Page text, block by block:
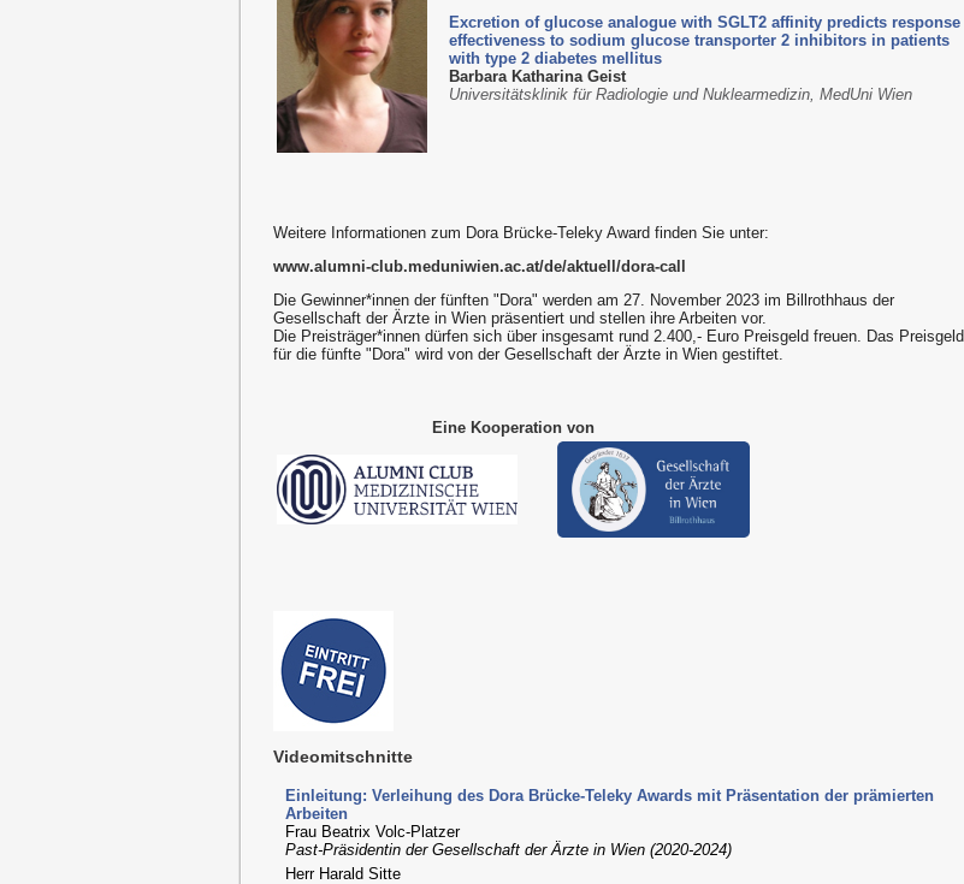
Excretion of glucose analogue with SGLT2 affinity predicts response
effectiveness to sodium glucose transporter 2 inhibitors in patients
with type 2 diabetes mellitus
Barbara Katharina Geist
Universitätsklinik für Radiologie und Nuklearmedizin, MedUni Wien
Weitere Informationen zum Dora Brücke-Teleky Award finden Sie unter:
www.alumni-club.meduniwien.ac.at/de/aktuell/dora-call
Die Gewinner*innen der fünften "Dora" werden am 27. November 2023 im Billrothhaus der
Gesellschaft der Ärzte in Wien präsentiert und stellen ihre Arbeiten vor.
Die Preisträger*innen dürfen sich über insgesamt rund 2.400,- Euro Preisgeld freuen. Das Preisgeld
für die fünfte "Dora" wird von der Gesellschaft der Ärzte in Wien gestiftet.
Eine Kooperation von
Videomitschnitte
Einleitung: Verleihung des Dora Brücke-Teleky Awards mit Präsentation der prämierten
Arbeiten
Frau Beatrix Volc-Platzer
Past-Präsidentin der Gesellschaft der Ärzte in Wien (2020-2024)
Herr Harald Sitte